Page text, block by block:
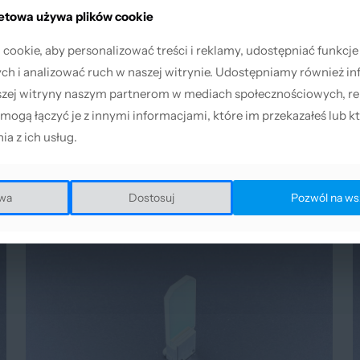
systemów spawalniczych. Wymianę należy
dyszy odpryskami spawalniczymi.
używa plików cookie
aby personalizować treści i reklamy, udostępniać
i analizować ruch w naszej witrynie. Udostępniamy również
witryny naszym partnerom w mediach społecznościowych,
łączyć je z innymi informacjami, które im przekazałeś lub
z ich usług.
Dostosuj Pozwól na
używa plików cookie
aby personalizować treści i reklamy, udostępniać
i analizować ruch w naszej witrynie. Udostępniamy również
witryny naszym partnerom w mediach społecznościowych,
łączyć je z innymi informacjami, które im przekazałeś lub
z ich usług.
Dostosuj Pozwól na